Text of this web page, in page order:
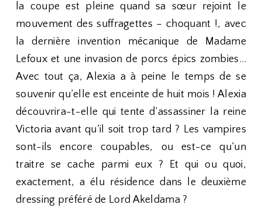
la coupe est pleine quand sa sœur rejoint le
mouvement des suffragettes – choquant !, avec
la dernière invention mécanique de Madame
Lefoux et une invasion de porcs épics zombies…
Avec tout ça, Alexia a à peine le temps de se
souvenir qu’elle est enceinte de huit mois ! Alexia
découvrira-t-elle qui tente d’assassiner la reine
Victoria avant qu’il soit trop tard ? Les vampires
sont-ils encore coupables, ou est-ce qu’un
traitre se cache parmi eux ? Et qui ou quoi,
exactement, a élu résidence dans le deuxième
dressing préféré de Lord Akeldama ?